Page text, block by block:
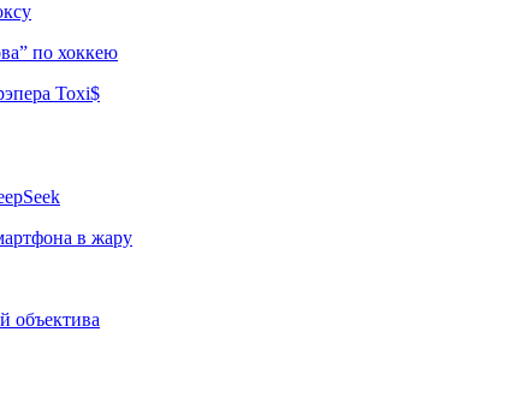
по хоккею
Toxi$
в жару
объектива